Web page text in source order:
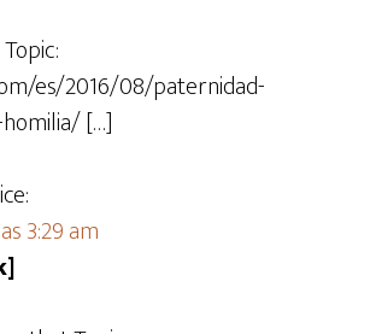
es/2016/08/paternidad-
[…]
3:29 am